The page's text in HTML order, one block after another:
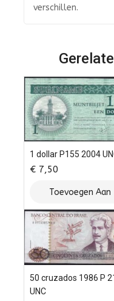
verschillen.
1 dollar P155 2004
€ 7,50
Toevoegen Aan
Winkelwagen
50 cruzados 1986 P
UNC